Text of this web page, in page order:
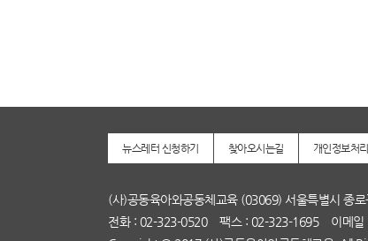
뉴스레터 신청하기 찾아오시는길 개인정보처
(사)공동육아와공동체교육 (03069) 서울특별시 종
전화 : 02-323-0520 팩스 : 02-323-1695 이메일